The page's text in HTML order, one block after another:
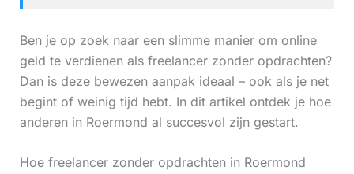
Ben je op zoek naar een slimme manier om online
geld te verdienen als freelancer zonder opdrachten?
Dan is deze bewezen aanpak ideaal – ook als je net
begint of weinig tijd hebt. In dit artikel ontdek je hoe
anderen in Roermond al succesvol zijn gestart.
Hoe freelancer zonder opdrachten in Roermond